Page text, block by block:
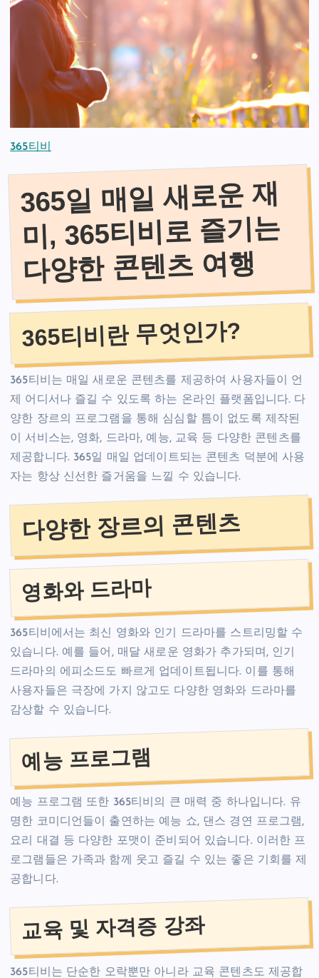
365티비
365일 매일 새로운 재
미, 365티비로 즐기는
다양한 콘텐츠 여행
365티비란 무엇인가?
365티비는 매일 새로운 콘텐츠를 제공하여 사용자들이 언
제 어디서나 즐길 수 있도록 하는 온라인 플랫폼입니다. 다
양한 장르의 프로그램을 통해 심심할 틈이 없도록 제작된
이 서비스는, 영화, 드라마, 예능, 교육 등 다양한 콘텐츠를
제공합니다. 365일 매일 업데이트되는 콘텐츠 덕분에 사용
자는 항상 신선한 즐거움을 느낄 수 있습니다.
다양한 장르의 콘텐츠
영화와 드라마
365티비에서는 최신 영화와 인기 드라마를 스트리밍할 수
있습니다. 예를 들어, 매달 새로운 영화가 추가되며, 인기
드라마의 에피소드도 빠르게 업데이트됩니다. 이를 통해
사용자들은 극장에 가지 않고도 다양한 영화와 드라마를
감상할 수 있습니다.
예능 프로그램
예능 프로그램 또한 365티비의 큰 매력 중 하나입니다. 유
명한 코미디언들이 출연하는 예능 쇼, 댄스 경연 프로그램,
요리 대결 등 다양한 포맷이 준비되어 있습니다. 이러한 프
로그램들은 가족과 함께 웃고 즐길 수 있는 좋은 기회를 제
공합니다.
교육 및 자격증 강좌
365티비는 단순한 오락뿐만 아니라 교육 콘텐츠도 제공합